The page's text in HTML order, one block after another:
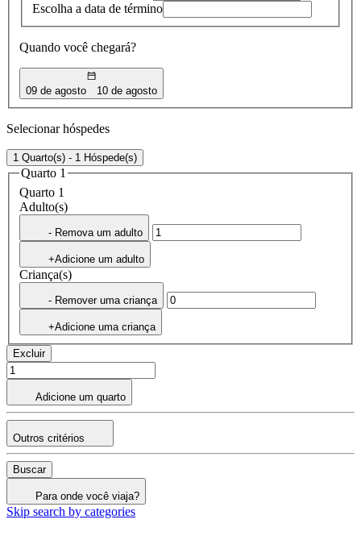
Escolha a data de término
Quando você chegará?
09 de agosto 10 de agosto
Selecionar hóspedes
1 Quarto(s) - 1 Hóspede(s)
Quarto 1
Quarto 1
Adulto(s)
- Remova um adulto
+Adicione um adulto
Criança(s)
- Remover uma criança
+Adicione uma criança
Excluir
Adicione um quarto
Outros critérios
Buscar
Para onde você viaja?
Skip search by categories